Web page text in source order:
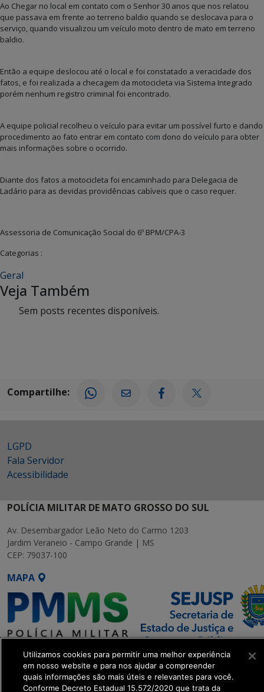
Ao Chegar no local em contato com o Senhor 30 anos que nos relatou
que passava em frente ao terreno baldio quando se deslocava para o
serviço, quando visualizou um veículo moto dentro de mato em terreno
baldio.
Então a equipe deslocou até o local e foi constatado a veracidade dos
fatos, e foi realizada a checagem da motocicleta via Sistema Integrado
porém nenhum registro criminal foi encontrado.
A equipe policial recolheu o veículo para evitar um possível furto e dando
procedimento ao fato entrar em contato com dono do veículo para obter
mais informações sobre o ocorrido.
Diante dos fatos a motocicleta foi encaminhado para Delegacia de
Ladário para as devidas providências cabíveis que o caso requer.
Assessoria de Comunicação Social do 6º BPM/CPA-3
Categorias :
Geral
Veja Também
Sem posts recentes disponíveis.
Compartilhe:
LGPD
Fala Servidor
Acessibilidade
POLÍCIA MILITAR DE MATO GROSSO DO SUL
Av. Desembargador Leão Neto do Carmo 1203
Jardim Veraneio - Campo Grande | MS
CEP: 79037-100
MAPA
SETDIG | Secretaria-Executiva
de Transformação Digital
Utilizamos cookies para permitir uma melhor experiência
em nosso website e para nos ajudar a compreender
quais informações são mais úteis e relevantes para você.
Conforme Decreto Estadual 15.572/2020 que trata da